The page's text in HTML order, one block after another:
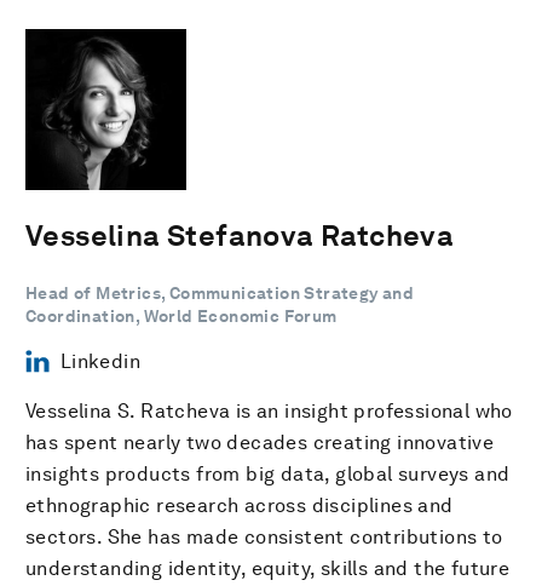
Vesselina Stefanova Ratcheva
Head of Metrics, Communication Strategy and
Coordination, World Economic Forum
Linkedin
Vesselina S. Ratcheva is an insight professional who
has spent nearly two decades creating innovative
insights products from big data, global surveys and
ethnographic research across disciplines and
sectors. She has made consistent contributions to
understanding identity, equity, skills and the future